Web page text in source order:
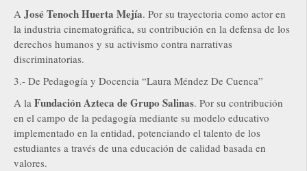
A José Tenoch Huerta Mejía. Por su trayectoria como actor en
la industria cinematográfica, su contribución en la defensa de los
derechos humanos y su activismo contra narrativas
discriminatorias.
3.- De Pedagogía y Docencia “Laura Méndez De Cuenca”
A la Fundación Azteca de Grupo Salinas. Por su contribución
en el campo de la pedagogía mediante su modelo educativo
implementado en la entidad, potenciando el talento de los
estudiantes a través de una educación de calidad basada en
valores.